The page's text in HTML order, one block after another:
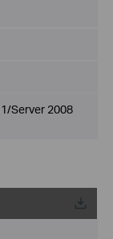
Server 2008